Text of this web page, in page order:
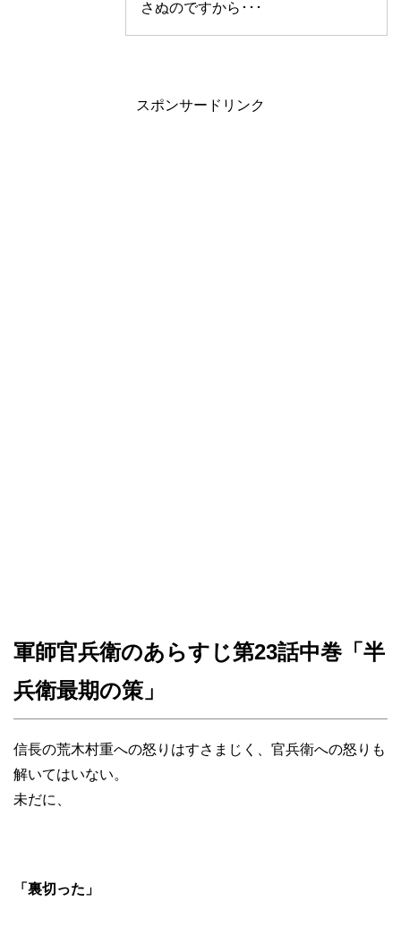
さぬのですから･･･
スポンサードリンク
軍師官兵衛のあらすじ第23話中巻「半
兵衛最期の策」
信長の荒木村重への怒りはすさまじく、官兵衛への怒りも
解いてはいない。
未だに、
「裏切った」